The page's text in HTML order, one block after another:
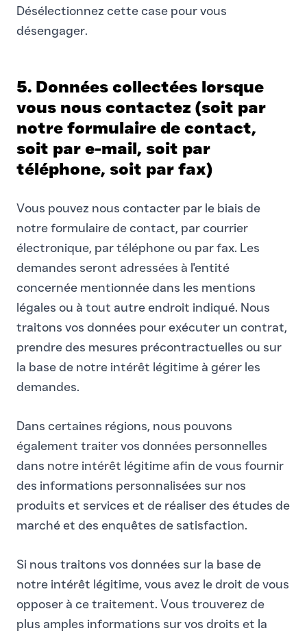
Désélectionnez cette case pour vous
désengager.
5. Données collectées lorsque
vous nous contactez (soit par
notre formulaire de contact,
soit par e-mail, soit par
téléphone, soit par fax)
Vous pouvez nous contacter par le biais de
notre formulaire de contact, par courrier
électronique, par téléphone ou par fax. Les
demandes seront adressées à l'entité
concernée mentionnée dans les mentions
légales ou à tout autre endroit indiqué. Nous
traitons vos données pour exécuter un contrat,
prendre des mesures précontractuelles ou sur
la base de notre intérêt légitime à gérer les
demandes.
Dans certaines régions, nous pouvons
également traiter vos données personnelles
dans notre intérêt légitime afin de vous fournir
des informations personnalisées sur nos
produits et services et de réaliser des études de
marché et des enquêtes de satisfaction.
Si nous traitons vos données sur la base de
notre intérêt légitime, vous avez le droit de vous
opposer à ce traitement. Vous trouverez de
plus amples informations sur vos droits et la